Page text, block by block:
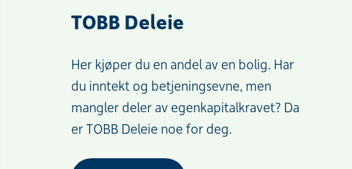
TOBB Deleie
Her kjøper du en andel av en bolig. Har
du inntekt og betjeningsevne, men
mangler deler av egenkapitalkravet? Da
er TOBB Deleie noe for deg.